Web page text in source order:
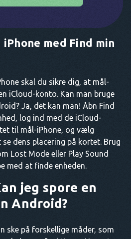
med Find min
skal du sikre dig, at mål-
iCloud-konto. Kan man bruge
Ja, det kan man! Åbn Find
log ind med de iCloud-
til mål-iPhone, og vælg
dens placering på kortet. Brug
Lost Mode eller Play Sound
med at finde enheden.
jeg spore en
Android?
ske på forskellige måder, som